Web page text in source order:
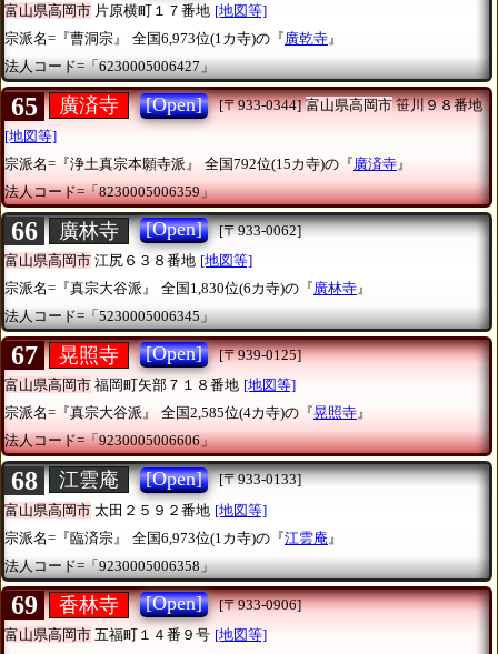
富山県高岡市 片原横町１７番地 [地図等]
宗派名=『曹洞宗』
全国6,973位(1カ寺)の『廣乾寺』
法人コード=「6230005006427」
65 廣済寺 [Open] [〒933-0344] 富山県高岡市笹川９８番地
[地図等]
宗派名=『浄土真宗本願寺派』
全国792位(15カ寺)の『廣済寺 』
法人コード=「8230005006359」
66 廣林寺 [Open]
[〒933-0062]
富山県高岡市 江尻６３８番地 [地図等]
宗派名=『真宗大谷派』
全国1,830位(6カ寺)の『廣林寺』
法人コード=「5230005006345」
67 晃照寺 [Open]
[〒939-0125]
富山県高岡市 福岡町矢部７１８番地 [地図等]
宗派名=『真宗大谷派』
全国2,585位(4カ寺)の『晃照寺』
法人コード=「9230005006606」
68 江雲庵 [Open]
[〒933-0133]
富山県高岡市 太田２５９２番地 [地図等]
宗派名=『臨済宗』
全国6,973位(1カ寺)の『江雲庵 』
法人コード=「9230005006358」
69 香林寺 [Open]
[〒933-0906]
富山県高岡市 五福町１４番９号 [地図等]